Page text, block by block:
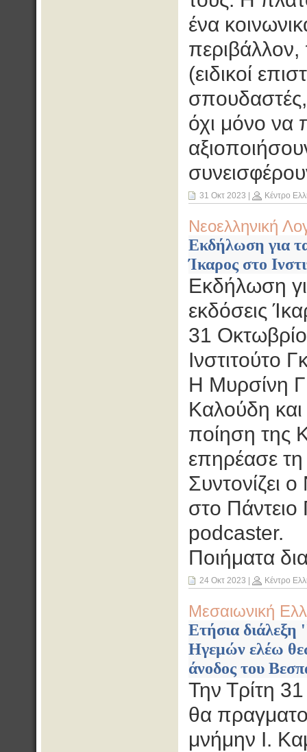
ένα
περιβάλλον,
(ειδικοί
όχι μόνο να
31 Οκτ 2023 Κέντρο
Νεοελληνική
Εκδήλωση για
Ίκαρος στο
Εκδήλωση
εκδόσεις
31
Ινστιτούτο
Η Μυρσίνη
Καλούδη και
ποίηση της
επηρέασε τη
Συντονίζει
στο
podcaster.
Ποιήματα
24 Οκτ 2023 Κέντρο
Μεσαιωνική
Ετήσια
Ηγεμών ελέω
άνοδος του
Την Τρίτη
θα
μνήμην Ι.